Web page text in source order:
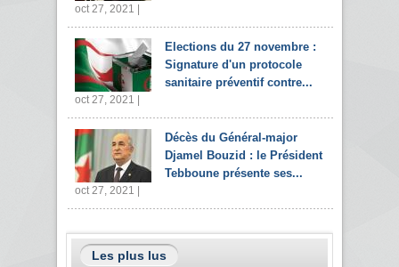
oct 27, 2021 |
Elections du 27 novembre :
Signature d'un protocole
sanitaire préventif contre...
oct 27, 2021 |
Décès du Général-major
Djamel Bouzid : le Président
Tebboune présente ses...
oct 27, 2021 |
Les plus lus